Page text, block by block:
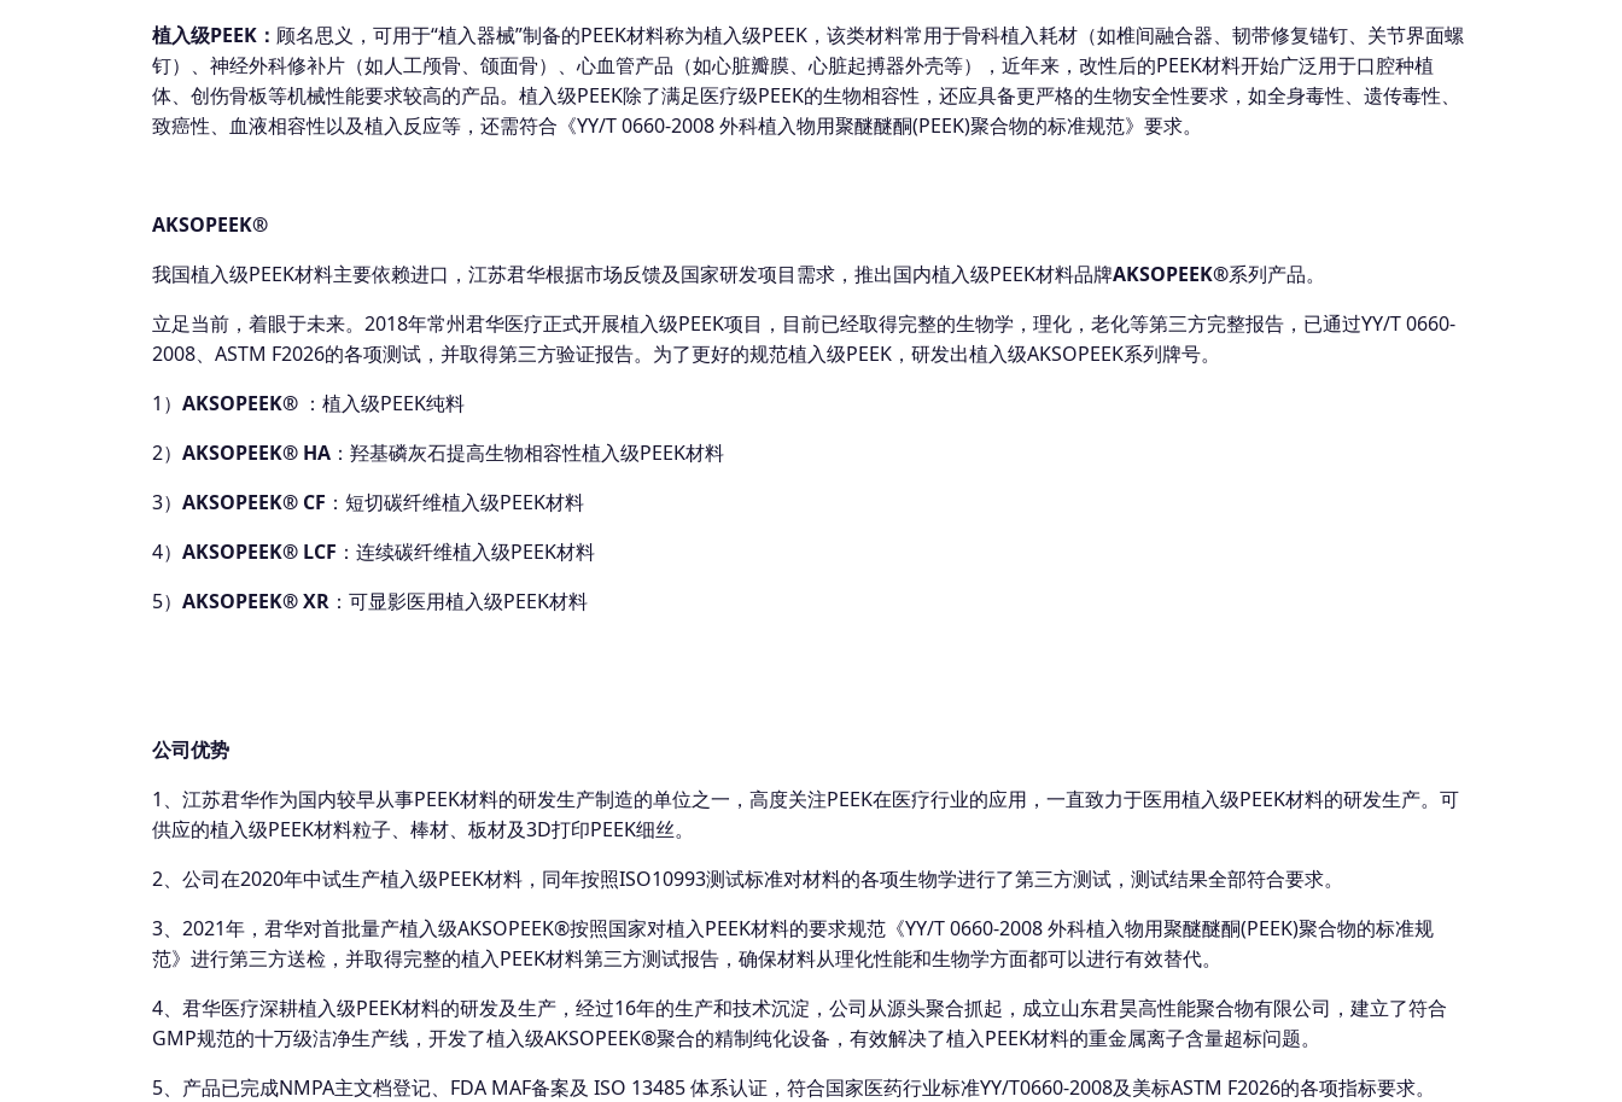
植入级PEEK： 顾名思义，可用于“植入器械”制备的PEEK材料称为植入级PEEK，该类材料常用于骨科植入耗材（如椎间融合器、韧带修复锚钉、关节界面螺
钉）、神经外科修补片（如人工颅骨、颌面骨）、心血管产品（如心脏瓣膜、心脏起搏器外壳等），近年来，改性后的PEEK材料开始广泛用于口腔种植
体、创伤骨板等机械性能要求较高的产品。植入级PEEK除了满足医疗级PEEK的生物相容性，还应具备更严格的生物安全性要求，如全身毒性、遗传毒性、
致癌性、血液相容性以及植入反应等，还需符合《YY/T 0660-2008 外科植入物用聚醚醚酮(PEEK)聚合物的标准规范》要求。
AKSOPEEK®
我国植入级PEEK材料主要依赖进口，江苏君华根据市场反馈及国家研发项目需求，推出国内植入级PEEK材料品牌AKSOPEEK®系列产品。
立足当前，着眼于未来。2018年常州君华医疗正式开展植入级PEEK项目，目前已经取得完整的生物学，理化，老化等第三方完整报告，已通过YY/T 0660-
2008、ASTM F2026的各项测试，并取得第三方验证报告。为了更好的规范植入级PEEK，研发出植入级AKSOPEEK系列牌号。
1） AKSOPEEK® ：植入级PEEK纯料
2） AKSOPEEK® HA ：羟基磷灰石提高生物相容性植入级PEEK材料
3） AKSOPEEK® CF ：短切碳纤维植入级PEEK材料
4） AKSOPEEK® LCF ：连续碳纤维植入级PEEK材料
5） AKSOPEEK® XR ：可显影医用植入级PEEK材料
公司优势
1、江苏君华作为国内较早从事PEEK材料的研发生产制造的单位之一，高度关注PEEK在医疗行业的应用，一直致力于医用植入级PEEK材料的研发生产。可
供应的植入级PEEK材料粒子、棒材、板材及3D打印PEEK细丝。
2、公司在2020年中试生产植入级PEEK材料，同年按照ISO10993测试标准对材料的各项生物学进行了第三方测试，测试结果全部符合要求。
3、2021年，君华对首批量产植入级AKSOPEEK®按照国家对植入PEEK材料的要求规范《YY/T 0660-2008 外科植入物用聚醚醚酮(PEEK)聚合物的标准规
范》进行第三方送检，并取得完整的植入PEEK材料第三方测试报告，确保材料从理化性能和生物学方面都可以进行有效替代。
4、君华医疗深耕植入级PEEK材料的研发及生产，经过16年的生产和技术沉淀，公司从源头聚合抓起，成立山东君昊高性能聚合物有限公司，建立了符合
GMP规范的十万级洁净生产线，开发了植入级AKSOPEEK®聚合的精制纯化设备，有效解决了植入PEEK材料的重金属离子含量超标问题。
5、产品已完成NMPA主文档登记、FDA MAF备案及 ISO 13485 体系认证，符合国家医药行业标准YY/T0660-2008及美标ASTM F2026的各项指标要求。